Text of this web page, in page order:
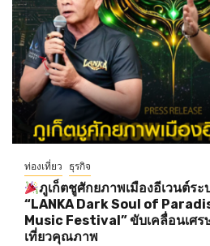
ท่องเที่ยว ธุรกิจ
ภูเก็ตชูศักยภาพเมืองอีเวนต์ระ
“LANKA Dark Soul of
Music Festival” ขับเคลื่อนเศร
เที่ยวคุณภาพ